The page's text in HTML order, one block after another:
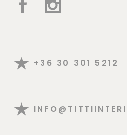
+36 30 301 5212